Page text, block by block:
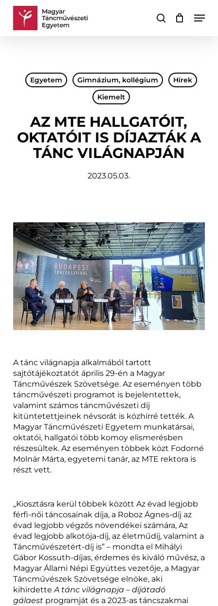
Skip
keresés
Kosár Kosár
Egyetem Gimnázium, kollégium
Hírek
Kiemelt
AZ MTE HALLGATÓIT,
OKTATÓIT IS DÍJAZTÁK A
TÁNC VILÁGNAPJÁN
2023.05.03.
A tánc világnapja alkalmából tartott
sajtótájékoztatót április 29-én a Magyar
Táncművészek Szövetsége. Az eseményen több
táncművészeti programot is bejelentettek,
valamint számos táncművészeti díj
kitüntetettjeinek névsorát is közhírré tették. A
Magyar Táncművészeti Egyetem munkatársai,
oktatói, hallgatói több komoy elismerésben
részesültek. Az eseményen többek közt Fodorné
Molnár Márta, egyetemi tanár, az MTE rektora is
részt vett.
„Kiosztásra kerül többek között Az évad legjobb
férfi-női táncosainak díja, a Roboz Ágnes-díj az
évad legjobb végzős növendékei számára, Az
évad legjobb alkotója-díj, az életműdíj, valamint a
Táncművészetért-díj is” – mondta el Mihályi
Gábor Kossuth-díjas, érdemes és kiváló művész, a
Magyar Állami Népi Együttes vezetője, a Magyar
Táncművészek Szövetsége elnöke, aki
kihirdetteA tánc világnapja – díjátadó
gálaestprogramját és a 2023-as táncszakmai